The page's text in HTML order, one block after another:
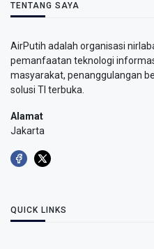
TENTANG SAYA
AirPutih adalah organisasi
pemanfaatan teknologi
masyarakat, penanggulangan
solusi TI terbuka.
Alamat
Jakarta
QUICK LINKS